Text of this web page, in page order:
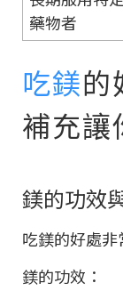
藥物者
吃鎂的
補充讓
鎂的功效
吃鎂的好處非
鎂的功效：